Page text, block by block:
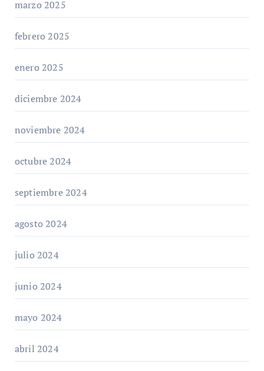
marzo 2025
febrero 2025
enero 2025
diciembre 2024
noviembre 2024
octubre 2024
septiembre 2024
agosto 2024
julio 2024
junio 2024
mayo 2024
abril 2024